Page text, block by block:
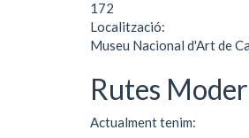
172
Localització:
Museu Nacional d'Art de
Rutes
Actualment tenim: